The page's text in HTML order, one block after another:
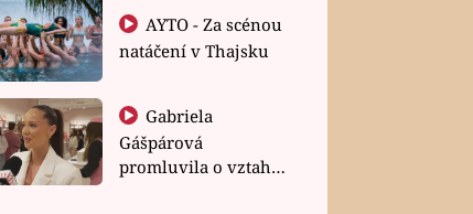
natáčení v Thajsku
Gabriela
Gášpárová
promluvila o vztahu